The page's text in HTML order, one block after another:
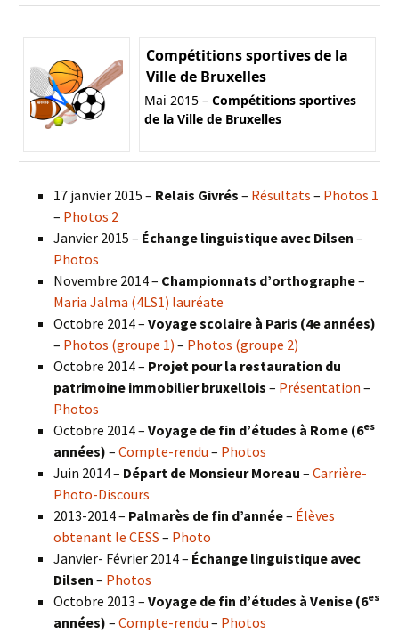
Compétitions sportives de la
Ville de Bruxelles
Mai 2015 – Compétitions sportives
de la Ville de Bruxelles
17 janvier 2015 – Relais Givrés – Résultats – Photos 1
– Photos 2
Janvier 2015 – Échange linguistique avec Dilsen –
Photos
Novembre 2014 – Championnats d’orthographe–
Maria Jalma (4LS1) lauréate
Octobre 2014 – Voyage scolaire à Paris (4e années)
– Photos (groupe 1) – Photos (groupe 2)
Octobre 2014 – Projet pour la restauration du
patrimoine immobilier bruxellois – Présentation –
Photos
Octobre 2014 – Voyage de fin d’études à Rome (6es
années) – Compte-rendu – Photos
Juin 2014 – Départ de Monsieur Moreau – Carrière-
Photo-Discours
2013-2014 – Palmarès de fin d’année– Élèves
obtenant le CESS – Photo
Janvier- Février 2014 – Échange linguistique avec
Dilsen – Photos
Octobre 2013 – Voyage de fin d’études à Venise (6es
années) – Compte-rendu – Photos